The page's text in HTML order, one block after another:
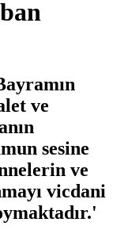
ve
sesine
ve
vicdani